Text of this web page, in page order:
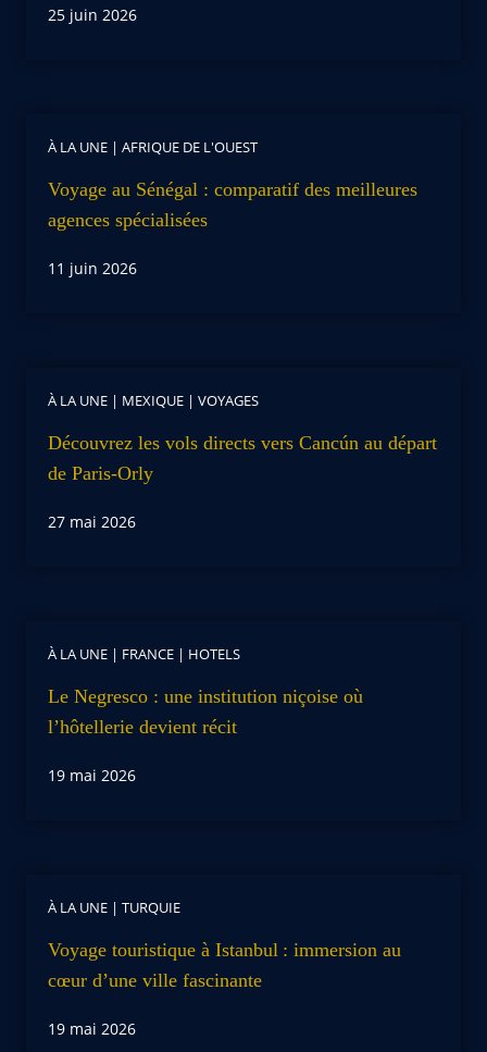
25 juin 2026
À LA UNE | AFRIQUE DE L'OUEST
Voyage au Sénégal : comparatif des meilleures
agences spécialisées
11 juin 2026
À LA UNE | MEXIQUE | VOYAGES
Découvrez les vols directs vers Cancún au départ
de Paris-Orly
27 mai 2026
À LA UNE | FRANCE | HOTELS
Le Negresco : une institution niçoise où
l’hôtellerie devient récit
19 mai 2026
À LA UNE | TURQUIE
Voyage touristique à Istanbul : immersion au
cœur d’une ville fascinante
19 mai 2026